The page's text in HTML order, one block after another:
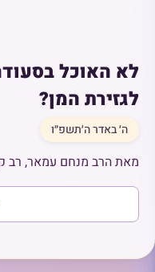
לא האוכל
לגזירת המן?
ה׳ באדר ה׳תשפ״ו
מאת הרב מנחם עמאר, רב